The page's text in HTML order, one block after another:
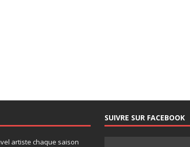
artiste chaque saison
SUIVRE SUR FACEBOOK